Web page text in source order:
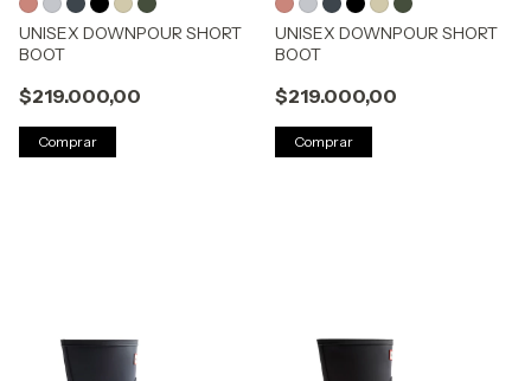
UNISEX DOWNPOUR SHORT
BOOT
$219.000,00
Comprar
UNISEX DOWNPOUR SHORT
BOOT
$219.000,00
Comprar